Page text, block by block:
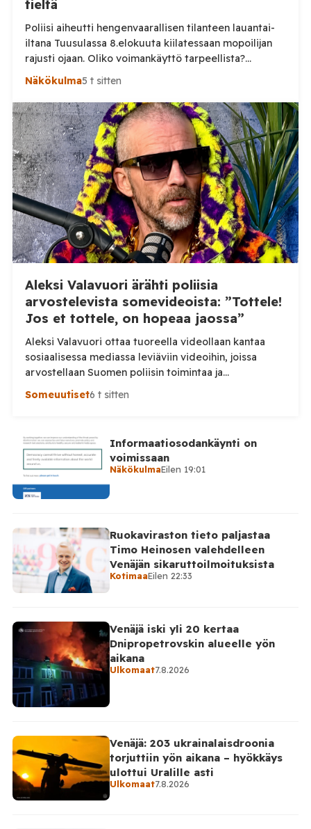
tieltä
Poliisi aiheutti hengenvaarallisen tilanteen lauantai-
iltana Tuusulassa 8.elokuuta kiilatessaan mopoilijan
rajusti ojaan. Oliko voimankäyttö tarpeellista?
Tuusulassa järjestetyssä mopomiitissä nuori kuljettaja
karkuun. On vielä epäselvää mikä aiheutti karkuun
lähtemisen, mutta selkeästi poliisin voimankäyttö oli
ylimitoitettua joka vaaransi nuoren kuljettajan
hengen. Sosiaalisessa mediassa levinneellä videolla
poliisi ajaa nuoren mopoilijan vierelle ja […]
Näkökulma5 t sitten
Aleksi Valavuori ärähti poliisia
arvostelevista somevideoista: ”Tottele!
Jos et tottele, on hopeaa jaossa”
Aleksi Valavuori ottaa tuoreella videollaan kantaa
sosiaalisessa mediassa leviäviin videoihin, joissa
arvostellaan Suomen poliisin toimintaa ja
voimankäyttöä. Valavuoren mukaan videot ovat usein
videollaan esiin ilmiön, jonka hän kertoo yleistyneen
sosiaalisessa mediassa: videot poliisin toiminnasta ja
erityisesti tilanteista, joissa poliisin voimankäyttöä
arvostellaan. Tilaa Posi TV […]
Someuutiset6 t sitten
Informaatiosodankäynti on
voimissaan
NäkökulmaEilen 19:01
Ruokaviraston tieto paljastaa
Timo Heinosen valehdelleen
Venäjän sikaruttoilmoituksista
KotimaaEilen 22:33
Venäjä iski yli 20 kertaa
Dnipropetrovskin alueelle yön
aikana
Ulkomaat7.8.2026
Venäjä: 203 ukrainalaisdroonia
torjuttiin yön aikana – hyökkäys
ulottui Uralille asti
Ulkomaat7.8.2026